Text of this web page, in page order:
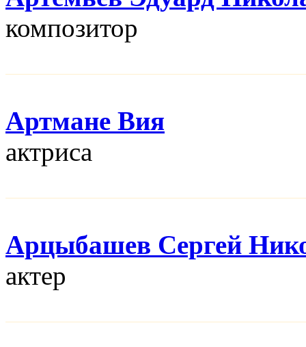
композитор
Артмане Вия
актриса
Арцыбашев Сергей
актер